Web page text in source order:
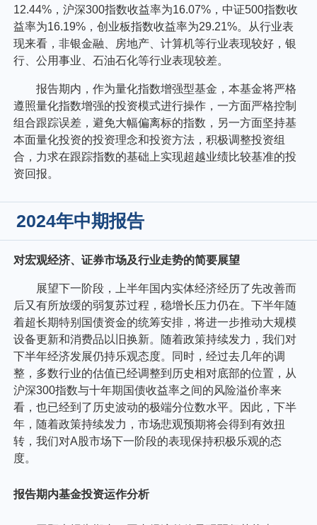
12.44%，沪深300指数收益率为16.07%，中证500指数收
益率为16.19%，创业板指数收益率为29.21%。从行业表
现来看，非银金融、房地产、计算机等行业表现较好，银
行、公用事业、石油石化等行业表现较差。
报告期内，作为量化指数增强型基金，本基金将严格
遵照量化指数增强的投资模式进行操作，一方面严格控制
组合跟踪误差，避免大幅偏离标的指数，另一方面坚持基
本面量化投资的投资理念和投资方法，积极调整投资组
合，力求在跟踪指数的基础上实现超越业绩比较基准的投
资回报。
2024年中期报告
对宏观经济、证券市场及行业走势的简要展望
展望下一阶段，上半年国内实体经济经历了先改善而
后又有所放缓的弱复苏过程，稳增长压力仍在。下半年随
着超长期特别国债资金的统筹安排，将进一步推动大规模
设备更新和消费品以旧换新。随着政策持续发力，我们对
下半年经济发展仍持乐观态度。同时，经过去几年的调
整，多数行业的估值已经调整到历史相对底部的位置，从
沪深300指数与十年期国债收益率之间的风险溢价率来
看，也已经到了历史波动的极端分位数水平。因此，下半
年，随着政策持续发力，市场悲观预期将会得到有效扭
转，我们对A股市场下一阶段的表现保持积极乐观的态
度。
报告期内基金投资运作分析